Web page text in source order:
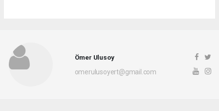
Ömer Ulusoy
omerulusoyert@gmail.com